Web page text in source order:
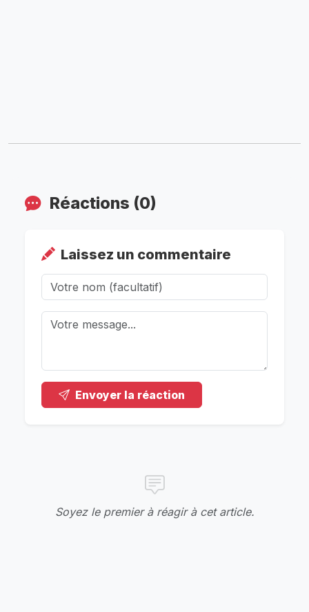
Réactions (0)
Laissez un commentaire
Envoyer la réaction
Soyez le premier à réagir à cet article.